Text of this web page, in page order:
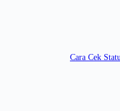
Cara Cek